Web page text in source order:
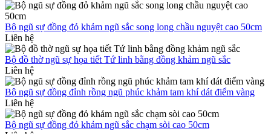
Bộ ngũ sự đồng đỏ khảm ngũ sắc song long chầu nguyệt cao 50cm
Liên hệ
Bộ đồ thờ ngũ sự họa tiết Tứ linh bằng đồng khảm ngũ sắc
Liên hệ
Bộ ngũ sự đồng đỉnh rồng ngũ phúc khảm tam khí dát điểm vàng
Liên hệ
Bộ ngũ sự đồng đỏ khảm ngũ sắc chạm sòi cao 50cm